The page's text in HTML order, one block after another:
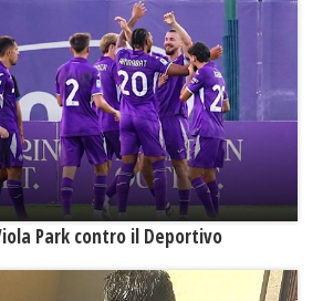
Park contro il Deportivo